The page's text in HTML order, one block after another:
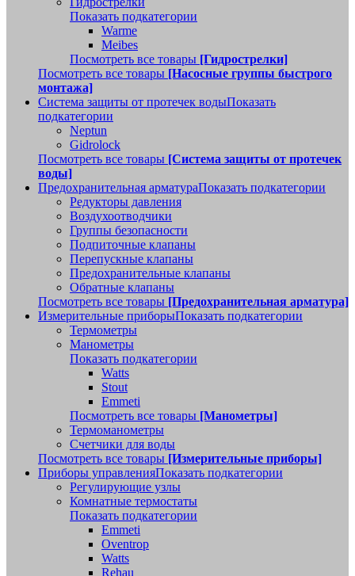
Показать подкатегории
Warme
Meibes
Посмотреть все товары [Гидрострелки]
Посмотреть все товары [Насосные группы быстрого
монтажа]
Система защиты от протечек водыПоказать
подкатегории
Neptun
Gidrolock
Посмотреть все товары [Система защиты от протечек
воды]
Предохранительная арматураПоказать подкатегории
Редукторы давления
Воздухоотводчики
Группы безопасности
Подпиточные клапаны
Перепускные клапаны
Предохранительные клапаны
Обратные клапаны
Посмотреть все товары [Предохранительная арматура]
Измерительные приборыПоказать подкатегории
Термометры
Манометры
Показать подкатегории
Watts
Stout
Emmeti
Посмотреть все товары [Манометры]
Термоманометры
Счетчики для воды
Посмотреть все товары [Измерительные приборы]
Приборы управленияПоказать подкатегории
Регулирующие узлы
Комнатные термостаты
Показать подкатегории
Emmeti
Oventrop
Watts
Rehau